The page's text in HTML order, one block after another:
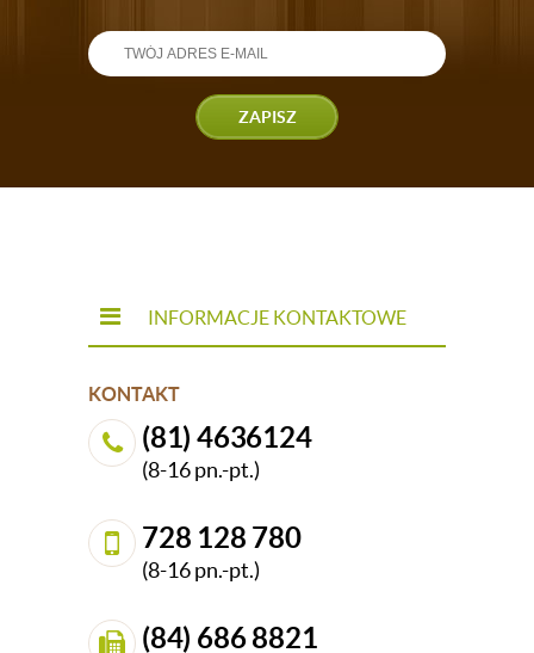
ZAPISZ
INFORMACJE KONTAKTOWE
KONTAKT
(81) 4636124
(8-16 pn.-pt.)
728 128 780
(8-16 pn.-pt.)
(84) 686 8821